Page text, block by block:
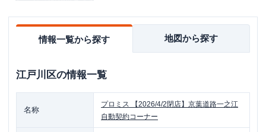
情報一覧から探す 地図から探す
江戸川区の情報一覧
名称
プロミス
【2026/4/2閉店】京葉道路一之江
自動契約コーナー